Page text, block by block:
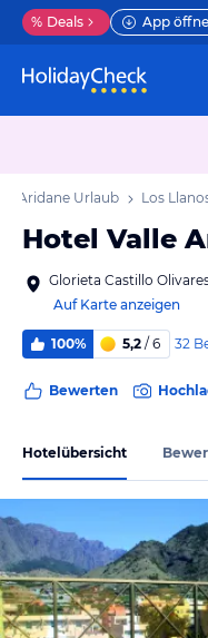
% Deals App
Aridane Urlaub Los
Hotel Valle
Glorieta Castillo
Auf Karte anzeigen
100% 5,2 / 6 32
Bewerten
Hotelübersicht